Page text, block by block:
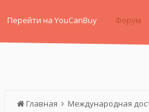
Перейти на YouCanBuy Форум
Главная Международная